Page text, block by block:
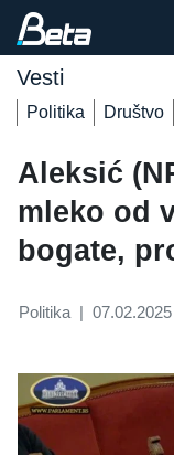
Vesti
Politika Društvo
Aleksić
mleko od
bogate,
Politika | 07.02.2025